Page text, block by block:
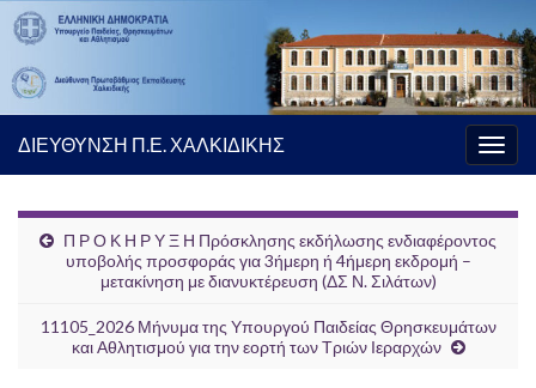
ΔΙΕΥΘΥΝΣΗ Π.Ε. ΧΑΛΚΙΔΙΚΗΣ
Π Ρ Ο Κ Η Ρ Υ Ξ Η Πρόσκλησης εκδήλωσης ενδιαφέροντος
υποβολής προσφοράς για 3ήμερη ή 4ήμερη εκδρομή –
μετακίνηση με διανυκτέρευση (ΔΣ Ν. Σιλάτων)
11105_2026 Μήνυμα της Υπουργού Παιδείας Θρησκευμάτων
και Αθλητισμού για την εορτή των Τριών Ιεραρχών